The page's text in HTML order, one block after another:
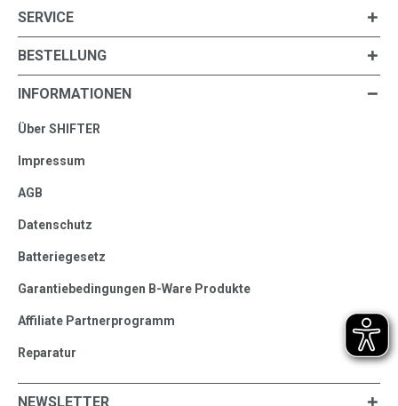
SERVICE
BESTELLUNG
INFORMATIONEN
Über SHIFTER
Impressum
AGB
Datenschutz
Batteriegesetz
Garantiebedingungen B-Ware Produkte
Affiliate Partnerprogramm
Reparatur
NEWSLETTER